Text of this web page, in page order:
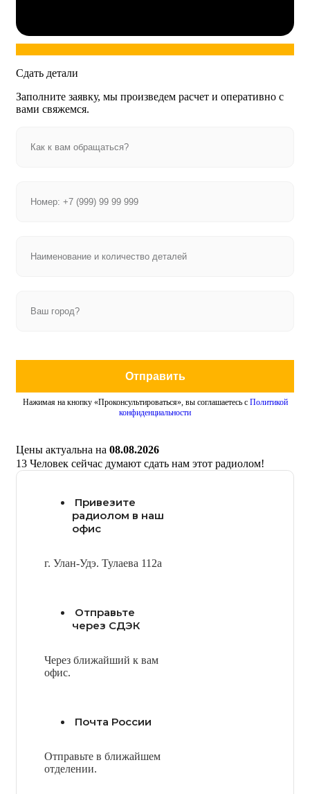
Сдать детали
Заполните заявку, мы произведем расчет и оперативно с
вами свяжемся.
Отправить
Нажимая на кнопку «Проконсультироваться», вы соглашаетесь с Политикой
конфиденциальности
Цены актуальна на 08.08.2026
13 Человек сейчас думают сдать нам этот радиолом!
Привезите
радиолом в наш
офис
г. Улан-Удэ. Тулаева 112а
Отправьте
через СДЭК
Через ближайший к вам
офис.
Почта России
Отправьте в ближайшем
отделении.